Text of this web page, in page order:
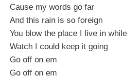
Cause my words go far
And this rain is so foreign
You blow the place I live in while
Watch I could keep it going
Go off on em
Go off on em